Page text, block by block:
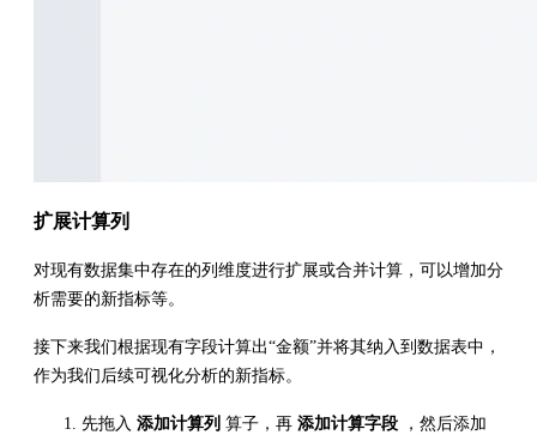
扩展计算列
对现有数据集中存在的列维度进行扩展或合并计算，可以增加分
析需要的新指标等。
接下来我们根据现有字段计算出“金额”并将其纳入到数据表中，
作为我们后续可视化分析的新指标。
先拖入 添加计算列 算子，再 添加计算字段
，然后添加